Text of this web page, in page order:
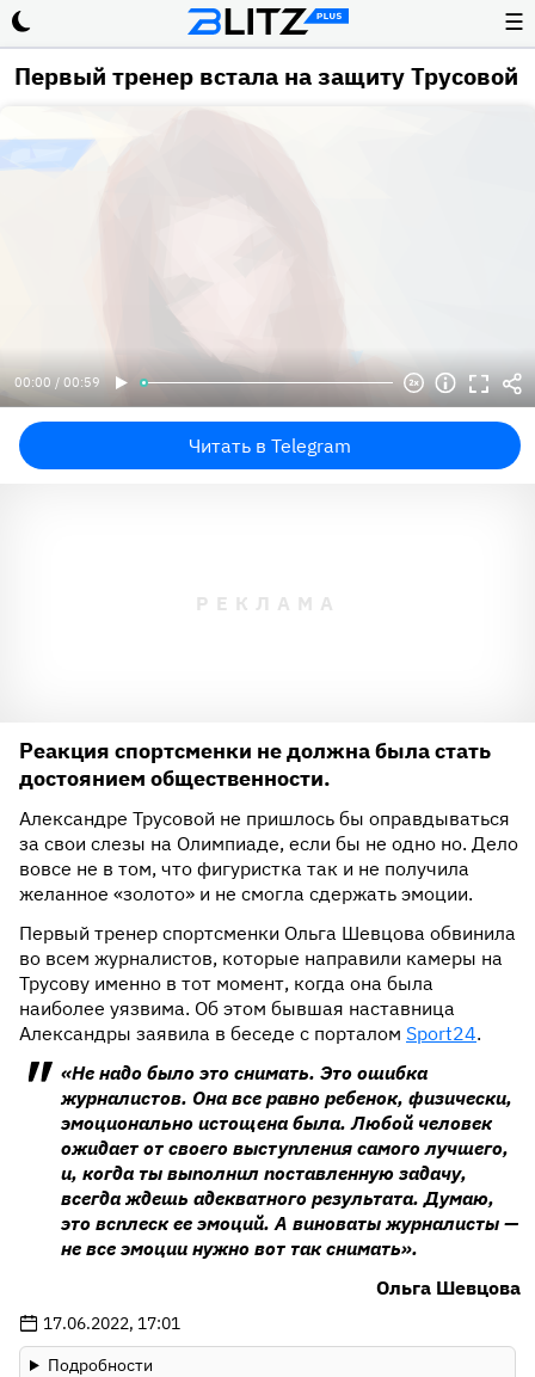
☰
Первый тренер встала на защиту Трусовой
00:00 / 00:59
Читать в Telegram
Реакция спортсменки не должна была стать
достоянием общественности.
Александре Трусовой не пришлось бы оправдываться
за свои слезы на Олимпиаде, если бы не одно но. Дело
вовсе не в том, что фигуристка так и не получила
желанное «золото» и не смогла сдержать эмоции.
Первый тренер спортсменки Ольга Шевцова обвинила
во всем журналистов, которые направили камеры на
Трусову именно в тот момент, когда она была
наиболее уязвима. Об этом бывшая наставница
Александры заявила в беседе с порталом Sport24.
«Не надо было это снимать. Это ошибка
журналистов. Она все равно ребенок, физически,
эмоционально истощена была. Любой человек
ожидает от своего выступления самого лучшего,
и, когда ты выполнил поставленную задачу,
всегда ждешь адекватного результата. Думаю,
это всплеск ее эмоций. А виноваты журналисты —
не все эмоции нужно вот так снимать».
Ольга Шевцова
17.06.2022, 17:01
Подробности